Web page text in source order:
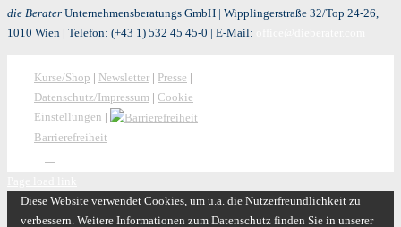
die Berater Unternehmensberatungs GmbH | Wipplingerstraße 32/Top 24-26,
1010 Wien | Telefon: (+43 1) 532 45 45-0 | E-Mail:
Kurse/Shop | Newsletter | Presse |
Datenschutz/Impressum | Cookie
Einstellungen |
Barrierefreiheit
Diese Website verwendet Cookies, um u.a. die Nutzerfreundlichkeit zu
verbessern. Weitere Informationen zum Datenschutz finden Sie in unserer